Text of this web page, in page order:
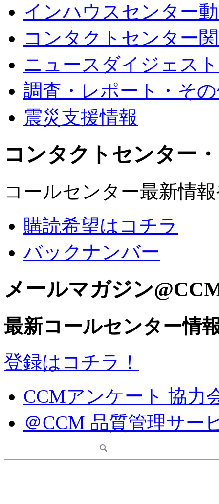
インハウスセンター
コンタクトセンター
ニュースダイジェスト
調査・レポート・そ
震災支援情報
コンタクトセンター
コールセンター最新情
購読希望はコチラ
バックナンバー
メールマガジン
最新コールセンター情
登録はコチラ！
CCMアンケート 協力
＠CCM 品質管理サー